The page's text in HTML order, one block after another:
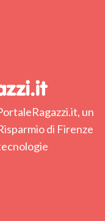
un
di Firenze